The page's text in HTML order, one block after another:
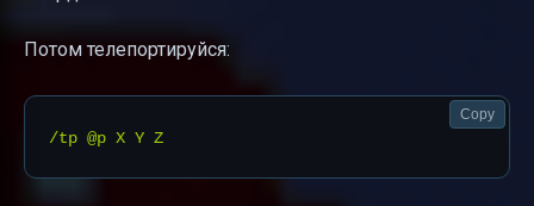
Потом телепортируйся:
Copy